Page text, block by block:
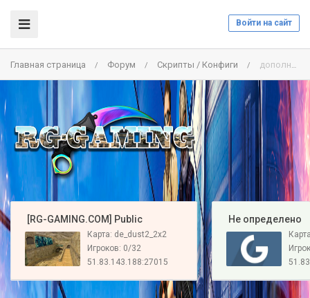
Войти на сайт
Главная страница / Форум / Скрипты / Конфиги / дополнение для тренировки стрелыбы префайров и таймингов
️ [RG-GAMING.COM] Public
Карта: de_dust2_2x2
Игроков: 0/32
51.83.143.188:27015
️ Не определено